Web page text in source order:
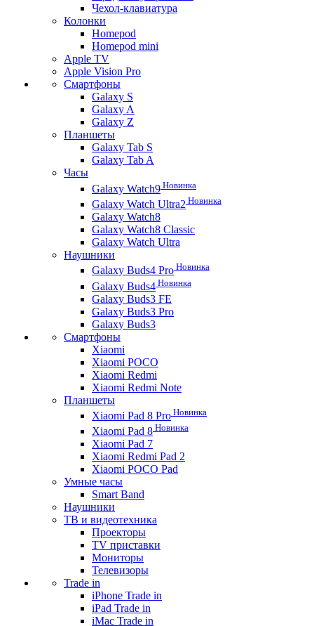
Чехол-клавиатура
Колонки
Homepod
Homepod mini
Apple TV
Apple Vision Pro
Смартфоны
Galaxy S
Galaxy A
Galaxy Z
Планшеты
Galaxy Tab S
Galaxy Tab A
Часы
Galaxy Watch9 Новинка
Galaxy Watch Ultra2 Новинка
Galaxy Watch8
Galaxy Watch8 Classic
Galaxy Watch Ultra
Наушники
Galaxy Buds4 Pro Новинка
Galaxy Buds4 Новинка
Galaxy Buds3 FE
Galaxy Buds3 Pro
Galaxy Buds3
Смартфоны
Xiaomi
Xiaomi POCO
Xiaomi Redmi
Xiaomi Redmi Note
Планшеты
Xiaomi Pad 8 Pro Новинка
Xiaomi Pad 8 Новинка
Xiaomi Pad 7
Xiaomi Redmi Pad 2
Xiaomi POCO Pad
Умные часы
Smart Band
Наушники
ТВ и видеотехника
Проекторы
TV приставки
Мониторы
Телевизоры
Trade in
iPhone Trade in
iPad Trade in
iMac Trade in